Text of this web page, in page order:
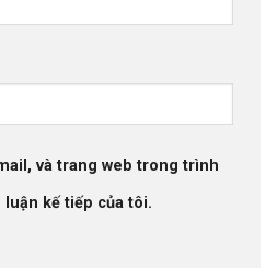
và trang web trong trình
kế tiếp của tôi.